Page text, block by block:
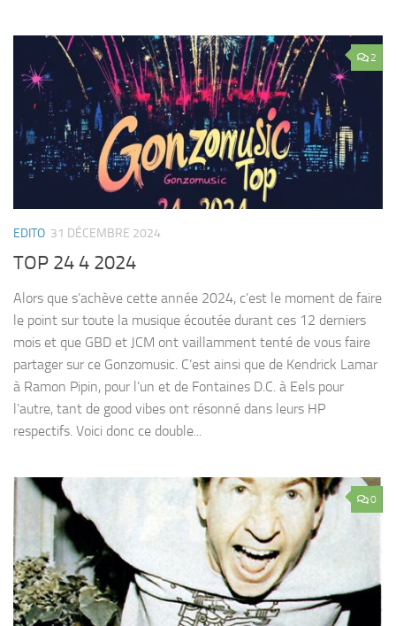
2
EDITO 31 DÉCEMBRE 2024
TOP 24 4 2024
Alors que s’achève cette année 2024, c’est le moment de faire
le point sur toute la musique écoutée durant ces 12 derniers
mois et que GBD et JCM ont vaillamment tenté de vous faire
partager sur ce Gonzomusic. C’est ainsi que de Kendrick Lamar
à Ramon Pipin, pour l’un et de Fontaines D.C. à Eels pour
l’autre, tant de good vibes ont résonné dans leurs HP
respectifs. Voici donc ce double...
0